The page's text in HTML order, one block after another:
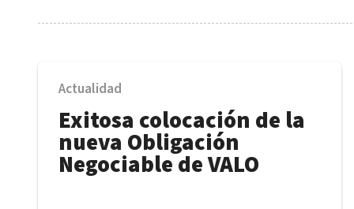
Actualidad
Exitosa colocación de la
nueva Obligación
Negociable de VALO